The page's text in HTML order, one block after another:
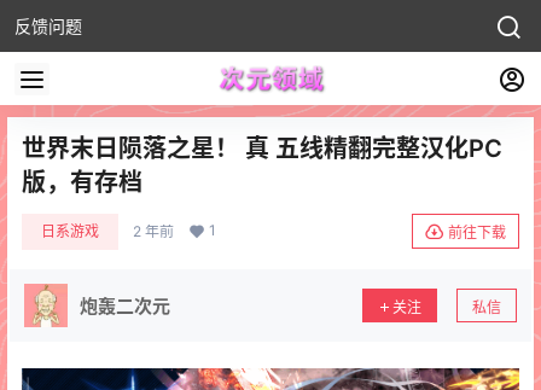
反馈问题
世界末日陨落之星！ 真 五线精翻完整汉化PC
版，有存档
日系游戏 2 年前 1 前往下载
炮轰二次元 关注 私信